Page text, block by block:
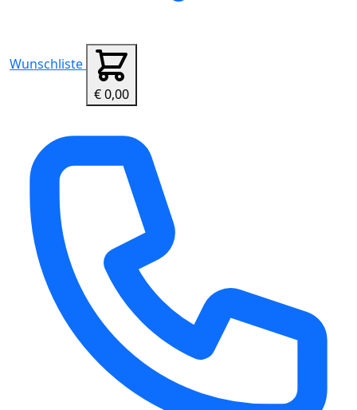
Wunschliste
€ 0,00